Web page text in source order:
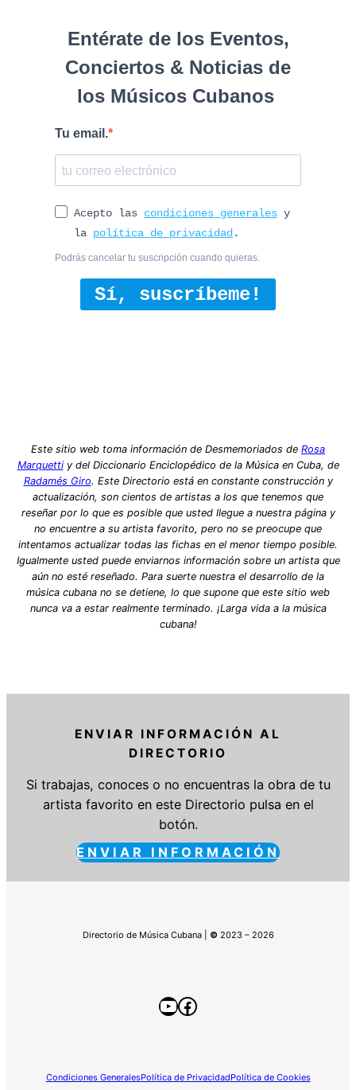
Entérate de los Eventos,
Conciertos & Noticias de
los Músicos Cubanos
Tu email.
Acepto las condiciones generales y
la política de privacidad .
Podrás cancelar tu suscripción cuando quieras.
Sí, suscríbeme!
Este sitio web toma información de Desmemoriados de Rosa
Marquettiy del Diccionario Enciclopédico de la Música en Cuba, de
Radamés Giro. Este Directorio está en constante construcción y
actualización, son cientos de artistas a los que tenemos que
reseñar por lo que es posible que usted llegue a nuestra página y
no encuentre a su artista favorito, pero no se preocupe que
intentamos actualizar todas las fichas en el menor tiempo posible.
Igualmente usted puede enviarnos información sobre un artista que
aún no esté reseñado. Para suerte nuestra el desarrollo de la
música cubana no se detiene, lo que supone que este sitio web
nunca va a estar realmente terminado. ¡Larga vida a la música
cubana!
ENVIAR INFORMACIÓN AL
DIRECTORIO
Si trabajas, conoces o no encuentras la obra de tu
artista favorito en este Directorio pulsa en el
botón.
ENVIAR INFORMACIÓN
Directorio de Música Cubana | © 2023 – 2026
YouTube
Facebook
Condiciones GeneralesPolítica de PrivacidadPolítica de Cookies